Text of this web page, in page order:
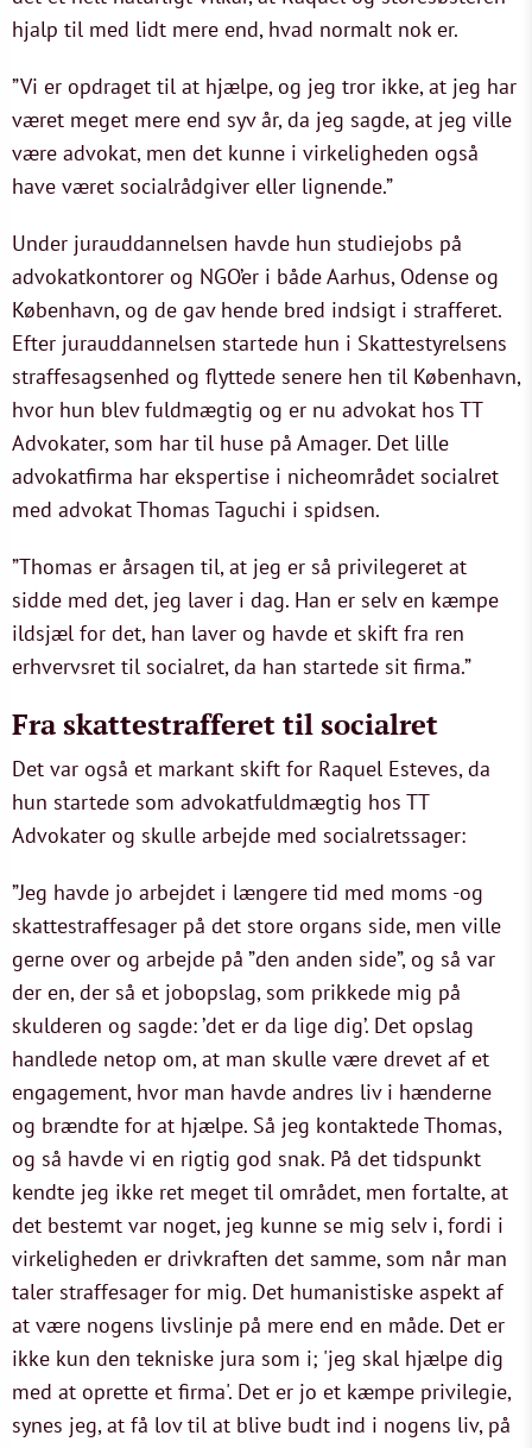
hjalp til med lidt mere end, hvad normalt nok er.
”Vi er opdraget til at hjælpe, og jeg tror ikke, at jeg har
været meget mere end syv år, da jeg sagde, at jeg ville
være advokat, men det kunne i virkeligheden også
have været socialrådgiver eller lignende.”
Under jurauddannelsen havde hun studiejobs på
advokatkontorer og NGO’er i både Aarhus, Odense og
København, og de gav hende bred indsigt i strafferet.
Efter jurauddannelsen startede hun i Skattestyrelsens
straffesagsenhed og flyttede senere hen til København,
hvor hun blev fuldmægtig og er nu advokat hos TT
Advokater, som har til huse på Amager. Det lille
advokatfirma har ekspertise i nicheområdet socialret
med advokat Thomas Taguchi i spidsen.
”Thomas er årsagen til, at jeg er så privilegeret at
sidde med det, jeg laver i dag. Han er selv en kæmpe
ildsjæl for det, han laver og havde et skift fra ren
erhvervsret til socialret, da han startede sit firma.”
Fra skattestrafferet til socialret
Det var også et markant skift for Raquel Esteves, da
hun startede som advokatfuldmægtig hos TT
Advokater og skulle arbejde med socialretssager:
”Jeg havde jo arbejdet i længere tid med moms -og
skattestraffesager på det store organs side, men ville
gerne over og arbejde på ”den anden side”, og så var
der en, der så et jobopslag, som prikkede mig på
skulderen og sagde: ’det er da lige dig’. Det opslag
handlede netop om, at man skulle være drevet af et
engagement, hvor man havde andres liv i hænderne
og brændte for at hjælpe. Så jeg kontaktede Thomas,
og så havde vi en rigtig god snak. På det tidspunkt
kendte jeg ikke ret meget til området, men fortalte, at
det bestemt var noget, jeg kunne se mig selv i, fordi i
virkeligheden er drivkraften det samme, som når man
taler straffesager for mig. Det humanistiske aspekt af
at være nogens livslinje på mere end en måde. Det er
ikke kun den tekniske jura som i; 'jeg skal hjælpe dig
med at oprette et firma'. Det er jo et kæmpe privilegie,
synes jeg, at få lov til at blive budt ind i nogens liv, på